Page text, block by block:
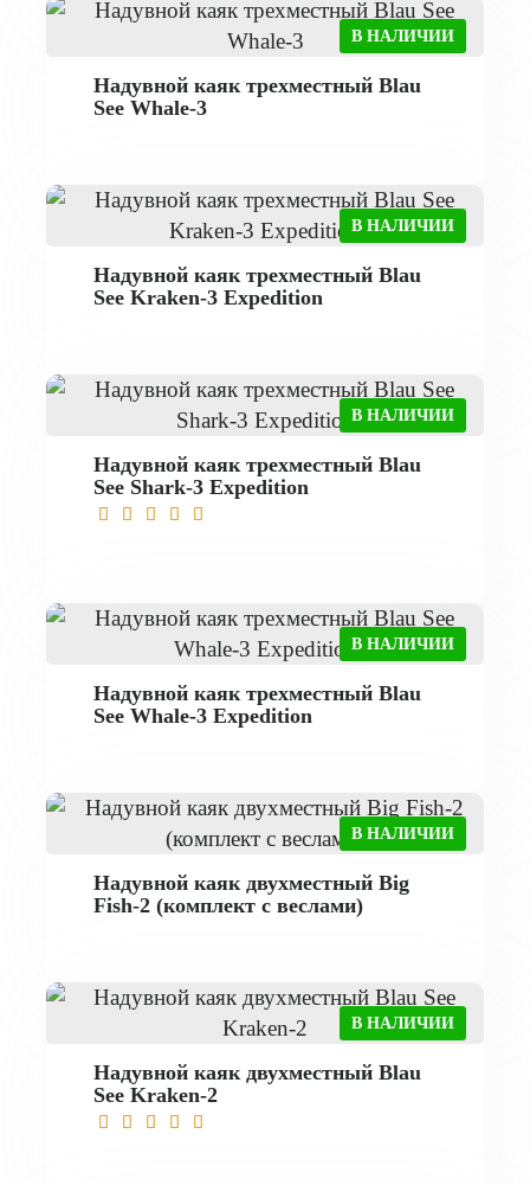
В НАЛИЧИИ
Надувной каяк трехместный Blau
See Whale-3
В НАЛИЧИИ
Надувной каяк трехместный Blau
See Kraken-3 Expedition
В НАЛИЧИИ
Надувной каяк трехместный Blau
See Shark-3 Expedition
В НАЛИЧИИ
Надувной каяк трехместный Blau
See Whale-3 Expedition
В НАЛИЧИИ
Надувной каяк двухместный Big
Fish-2 (комплект с веслами)
В НАЛИЧИИ
Надувной каяк двухместный Blau
See Kraken-2